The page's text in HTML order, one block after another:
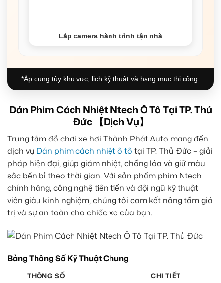
Lắp camera hành trình tận nhà
*Áp dụng tùy khu vực, lịch kỹ thuật và hạng mục thi công.
Dán Phim Cách Nhiệt Ntech Ô Tô Tại TP. Thủ
Đức 【Dịch Vụ】
Trung tâm đồ chơi xe hơi Thành Phát Auto mang đến
dịch vụ Dán phim cách nhiệt ô tô tại TP. Thủ Đức – giải
pháp hiện đại, giúp giảm nhiệt, chống lóa và giữ màu
sắc bền bỉ theo thời gian. Với sản phẩm phim Ntech
chính hãng, công nghệ tiên tiến và đội ngũ kỹ thuật
viên giàu kinh nghiệm, chúng tôi cam kết nâng tầm giá
trị và sự an toàn cho chiếc xe của bạn.
Bảng Thông Số Kỹ Thuật Chung
THÔNG SỐ
CHI TIẾT